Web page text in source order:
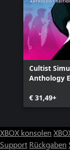
Cultist
Anthology
€ 31,49+
XBOX konsolen
Support Rückgaben